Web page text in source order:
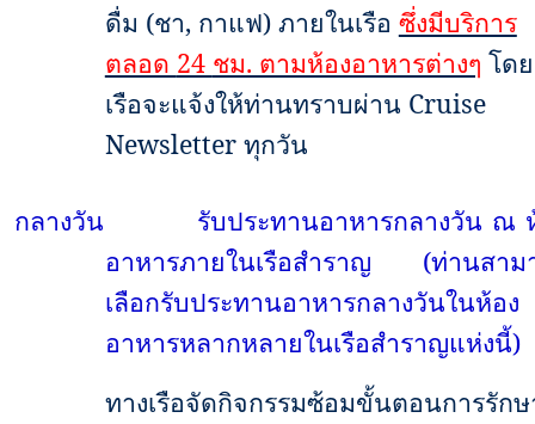
ดื่ม (ชา, กาแฟ) ภายในเรือ ซึ่งมีบริการ
ตลอด 24 ชม. ตามห้องอาหารต่างๆ โดย
เรือจะแจ้งให้ท่านทราบผ่าน Cruise
Newsletter ทุกวัน
กลางวัน
รับประทานอาหารกลางวัน ณ
อาหารภายในเรือสำราญ (ท่านสาม
เลือกรับประทานอาหารกลางวันในห้อง
อาหารหลากหลายในเรือสำราญแห่งนี้)
ทางเรือจัดกิจกรรมซ้อมขั้นตอนการรัก